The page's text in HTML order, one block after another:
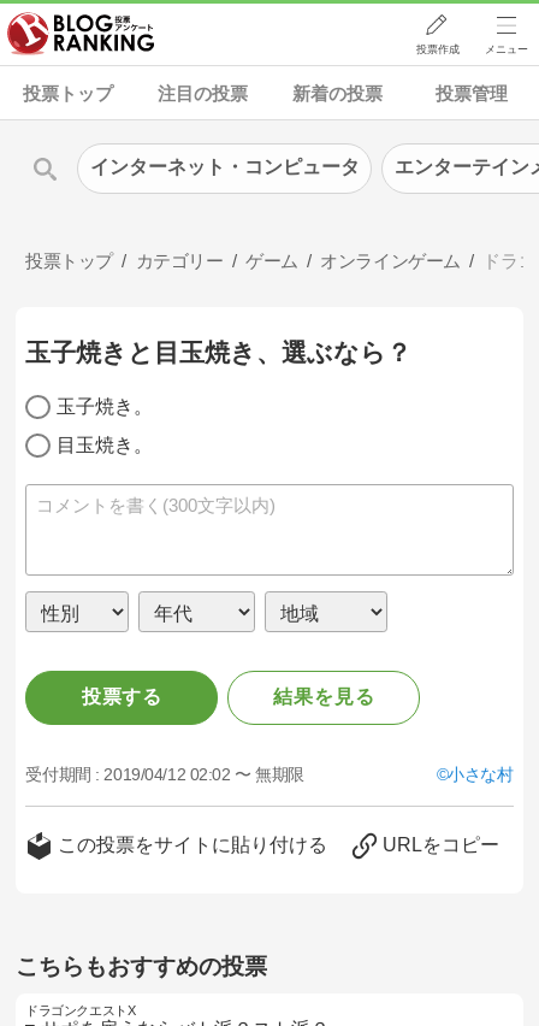
投票作成 メニュー
投票トップ 注目の投票 新着の投票 投票管理
投票トップ カテゴリー ゲーム オンラインゲーム ドラ
玉子焼きと目玉焼き、選ぶなら？
玉子焼き。
目玉焼き。
投票する 結果を見る
受付期間 : 2019/04/12 02:02 〜 無期限 小さな村
この投票をサイトに貼り付ける URLをコピー
こちらもおすすめの投票
ドラゴンクエストX
インターネット・コンピュータ エンターテイン